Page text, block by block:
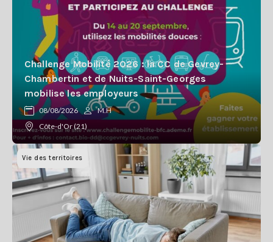
Challenge Mobilité 2026 : la CC de Gevrey-
Chambertin et de Nuits-Saint-Georges
mobilise les employeurs
08/08/2026
M.H
Côte-d'Or (21)
Vie des territoires